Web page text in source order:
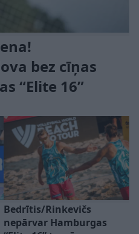
bez cīņas
“Elite 16”
Bedrītis/Rinkevičs
nepārvar Hamburgas